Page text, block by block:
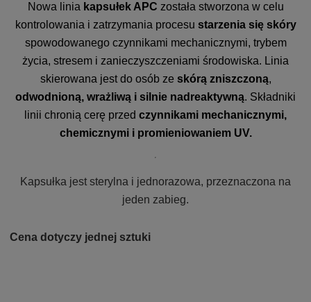
Nowa linia kapsułek APC została stworzona w celu
kontrolowania i zatrzymania procesu starzenia się skóry
spowodowanego czynnikami mechanicznymi, trybem
życia, stresem i zanieczyszczeniami środowiska. Linia
skierowana jest do osób ze skórą zniszczoną,
odwodnioną, wrażliwą i silnie nadreaktywną. Składniki
linii chronią cerę przed czynnikami mechanicznymi,
chemicznymi i promieniowaniem UV.
Kapsułka jest sterylna i jednorazowa, przeznaczona na
jeden zabieg.
Cena dotyczy jednej sztuki